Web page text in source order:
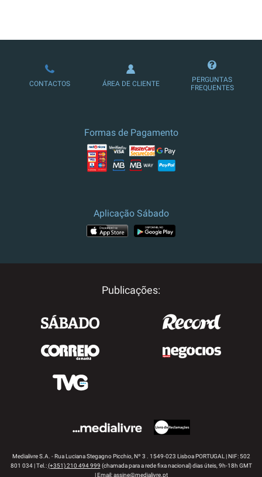
LOJA DE ASSINATURAS
CONTACTOS ÁREA DE CLIENTE
PERGUNTAS
FREQUENTES
Formas de Pagamento
Aplicação Sábado
Publicações:
Medialivre S.A. - Rua Luciana Stegagno Picchio, Nº 3 . 1549-023 Lisboa PORTUGAL | NIF: 502
801 034 | Tel.:(+351) 210 494 999 (chamada para a rede fixa nacional) dias úteis, 9h-18h GMT
| Email:assine@medialivre.pt